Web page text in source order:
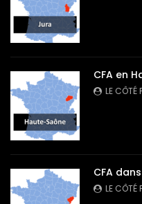
CFA en
LE CÔTÉ
CFA
LE CÔTÉ